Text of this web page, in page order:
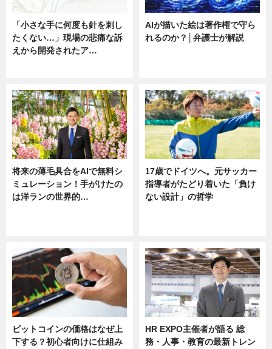
「小さな手に何度も針を刺し
たくない…」現場の悲痛な訴
えから開発されたア…
AIが描いた絵は著作権で守ら
れるのか？│弁護士が解説
将来の薄毛具合をAIで無料シ
ミュレーション！手がけたの
は洋ランの世界的…
17歳でドイツへ。元サッカー
指導者がたどり着いた「負け
ない設計」の哲学
ビットコインの価格はなぜ上
下する？初心者向けに仕組み
HR EXPO主催者が語る 総
務・人事・教育の最新トレン